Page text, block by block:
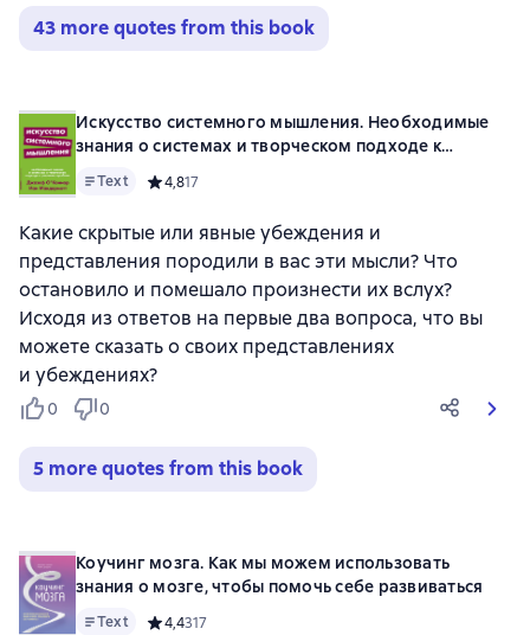
43 more quotes from this book
Искусство системного мышления. Необходимые
знания о системах и творческом подходе к
Text Средний рейтинг 4,8 на основе 17 оценок
4,817
Какие скрытые или явные убеждения и
представления породили в вас эти мысли? Что
остановило и помешало произнести их вслух?
Исходя из ответов на первые два вопроса, что вы
можете сказать о своих представлениях
и убеждениях?
0 0
5 more quotes from this book
Коучинг мозга. Как мы можем использовать
знания о мозге, чтобы помочь себе развиваться
Text Средний рейтинг 4,4 на основе 317 оценок
4,4317